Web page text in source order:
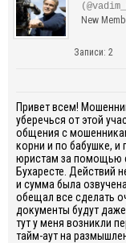
New
Записи: 2
Привет всем!
уберечься от этой
общения с
корни и по бабушке, и
юристам за помощью
Бухаресте. Действий
и сумма была
обещал все сделать
документы будут
тут у меня возникли
тайм-аут на